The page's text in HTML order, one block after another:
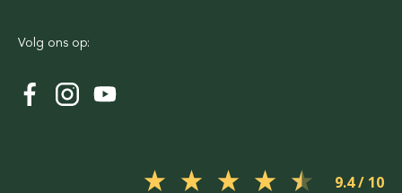
Volg ons op:
9.4